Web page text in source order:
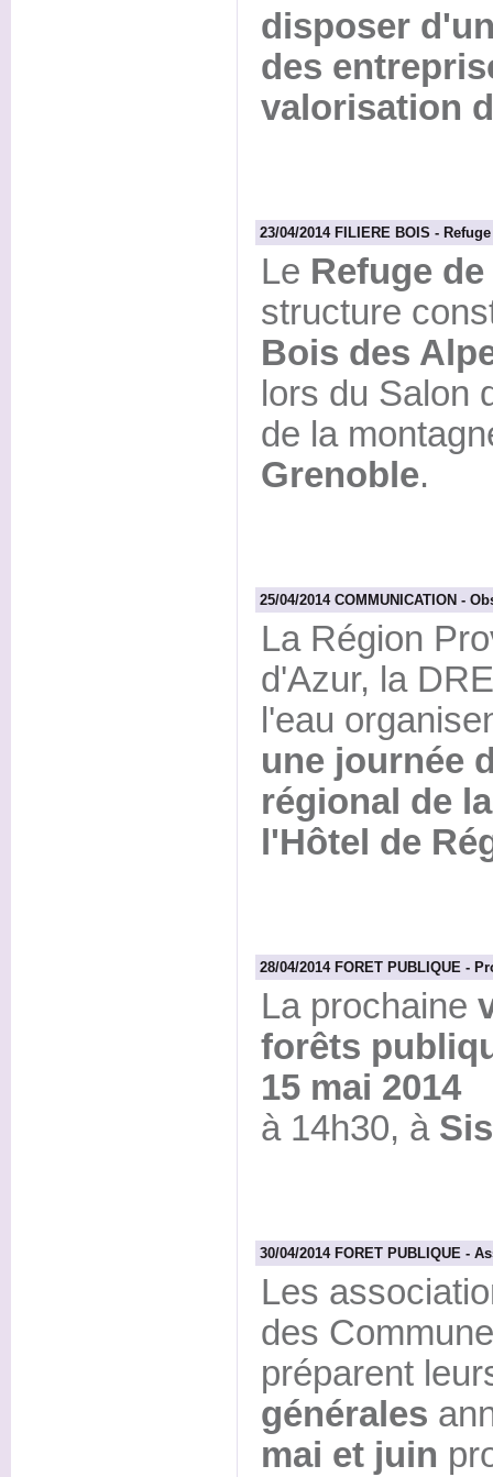
disposer
des
valorisation
23/04/2014 FILIERE BOIS -
Le Refuge
structure
Bois des
lors du Salon
de la
Grenoble.
25/04/2014 COMMUNICATION -
La Région
d'Azur, la
l'eau
une journée
régional de
l'Hôtel de
28/04/2014 FORET PUBLIQUE -
La prochaine
forêts
15 mai 2014
à 14h30, à
30/04/2014 FORET PUBLIQUE -
Les
des
préparent
générales
mai et juin